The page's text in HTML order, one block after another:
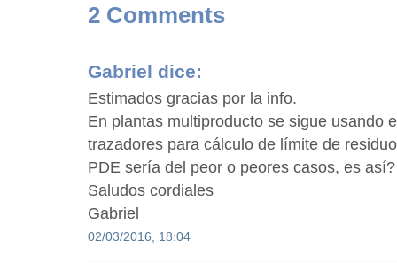
2 Comments
Gabriel dice:
Estimados gracias por la info.
En plantas multiproducto se sigue usando
trazadores para cálculo de límite de
PDE sería del peor o peores casos, es así?
Saludos cordiales
Gabriel
02/03/2016, 18:04